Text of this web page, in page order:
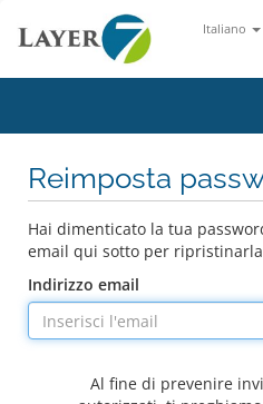
Italiano
Reimposta
Hai dimenticato la tua
email qui sotto per
Indirizzo email
Al fine di prevenire